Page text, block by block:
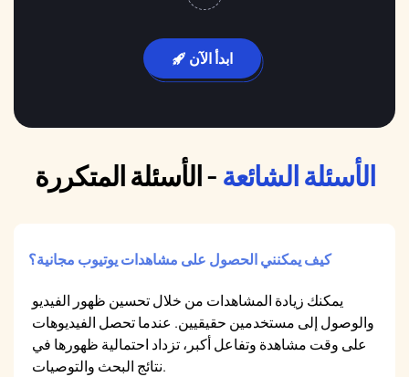
ابدأ الآن
الأسئلة الشائعة- الأسئلة المتكررة
كيف يمكنني الحصول على مشاهدات يوتيوب مجانية؟
يمكنك زيادة المشاهدات من خلال تحسين ظهور الفيديو
والوصول إلى مستخدمين حقيقيين. عندما تحصل الفيديوهات
على وقت مشاهدة وتفاعل أكبر، تزداد احتمالية ظهورها في
نتائج البحث والتوصيات.